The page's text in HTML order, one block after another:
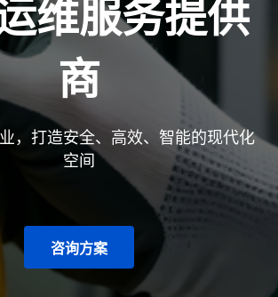
维服务提供
商
，打造安全、高效、智能的现代化
空间
咨询方案